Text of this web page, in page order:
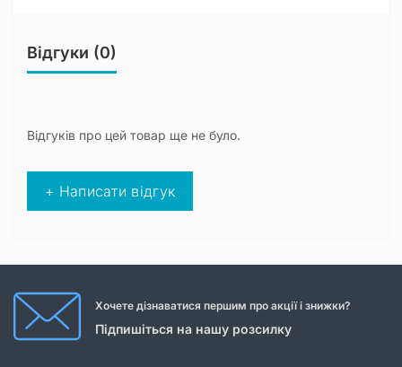
Відгуки (0)
Відгуків про цей товар ще не було.
+ Написати відгук
Хочете дізнаватися першим про акції і знижки?
Підпишіться на нашу розсилку